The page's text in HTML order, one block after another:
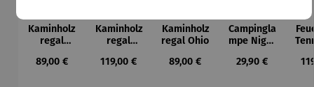
Kaminholz
regal
Regulärer Preis:
89,00 €
Kaminholz
regal
n
Regulärer Preis:
119,00 €
Kaminholz
regal Ohio
Regulärer Preis:
89,00 €
Campingla
mpe Night
Regulärer Preis:
29,90 €